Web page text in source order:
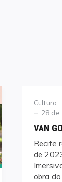
Category
Cultura
28 de
VAN
Recife
de
obra